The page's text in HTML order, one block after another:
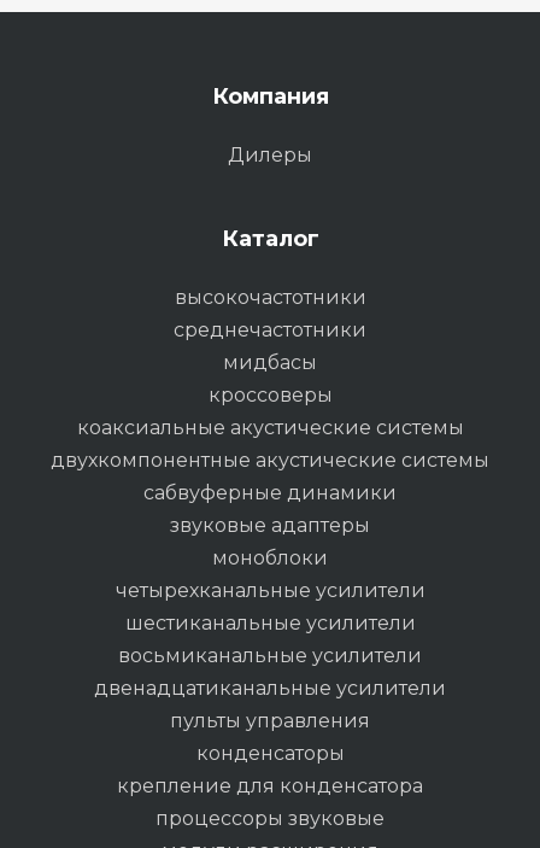
Компания
Дилеры
Каталог
высокочастотники
среднечастотники
мидбасы
кроссоверы
коаксиальные акустические системы
двухкомпонентные акустические системы
сабвуферные динамики
звуковые адаптеры
моноблоки
четырехканальные усилители
шестиканальные усилители
восьмиканальные усилители
двенадцатиканальные усилители
пульты управления
конденсаторы
крепление для конденсатора
процессоры звуковые